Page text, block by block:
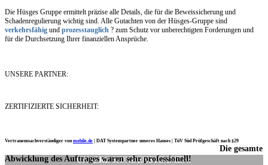
Die Hüsges Gruppe ermittelt präzise alle Details, die für die Beweissicherung und
Schadenregulierung wichtig sind. Alle Gutachten von der Hüsges-Gruppe sind
verkehrsfähig und prozesstauglich ? zum Schutz vor unberechtigten Forderungen und
für die Durchsetzung Ihrer finanziellen Ansprüche.
UNSERE PARTNER:
ZERTIFIZIERTE SICHERHEIT:
Vertrauenssachverständiger vonmobile.de DAT Systempartner unseres Hauses | TüV Süd Prüfgeschäft nach §29
UNSERE KUNDENSTIMMEN:
Die gesamte
Abwicklung des Auftrages waren sehr professionell!